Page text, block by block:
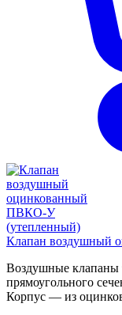
Клапан воздушный
Воздушные
прямоугольного
Корпус — из